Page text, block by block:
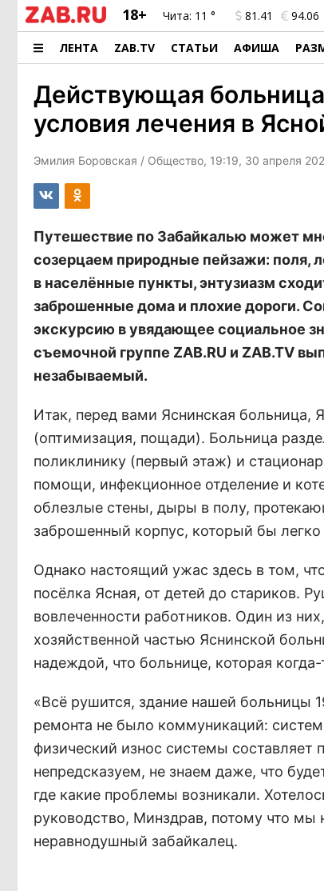
18+ Чита: 11 ° 81.41 94.06
ЛЕНТА ZAB.TV СТАТЬИ АФИША
Действующая
условия лечения в
Эмилия Боровская / Общество, 19:19, 30 апреля
Путешествие по Забайкалью может
созерцаем природные пейзажи: поля,
в населённые пункты, энтузиазм
заброшенные дома и плохие дороги.
экскурсию в увядающее социальное
съемочной группе ZAB.RU и ZAB.TV
незабываемый.
Итак, перед вами Яснинская больница,
(оптимизация, пощади). Больница
поликлинику (первый этаж) и
помощи, инфекционное отделение и
облезлые стены, дыры в полу,
заброшенный корпус, который бы
Однако настоящий ужас здесь в том,
посёлка Ясная, от детей до стариков.
вовлеченности работников. Один из
хозяйственной частью Яснинской
надеждой, что больнице, которая
«Всё рушится, здание нашей больницы
ремонта не было коммуникаций:
физический износ системы
непредсказуем, не знаем даже, что
где какие проблемы возникали.
руководство, Минздрав, потому что
неравнодушный забайкалец.